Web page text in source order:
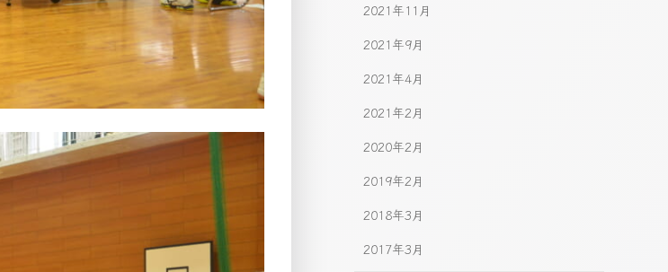
2021年11月
2021年9月
2021年4月
2021年2月
2020年2月
2019年2月
2018年3月
2017年3月